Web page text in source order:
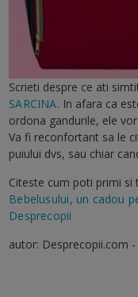
Scrieti despre ce ati
SARCINA. In afara ca
ordona gandurile, ele
Va fi reconfortant sa le
puiului dvs, sau chiar
Citeste cum poti primi si
Bebelusului, un cadou
Desprecopii
autor: Desprecopii.com